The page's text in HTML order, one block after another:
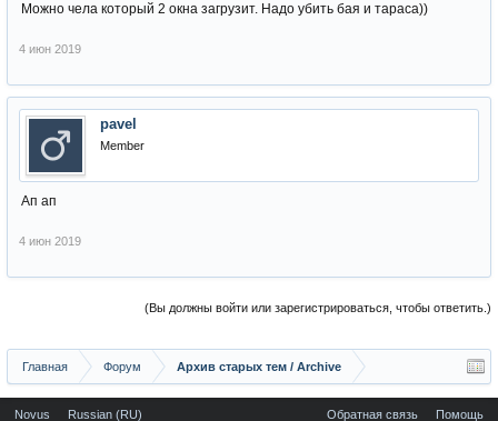
Можно чела который 2 окна загрузит. Надо убить бая и тараса))
4 июн 2019
pavel
Member
Ап ап
4 июн 2019
(Вы должны войти или зарегистрироваться, чтобы ответить.)
Главная Форум Архив старых тем / Archive
Novus Russian (RU) Обратная связь Помощь